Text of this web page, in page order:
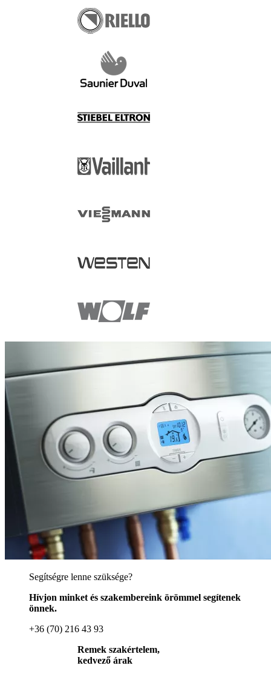
Segítségre lenne szüksége?
Hívjon minket és szakembereink örömmel segítenek
önnek.
+36 (70) 216 43 93
Remek szakértelem,
kedvező árak